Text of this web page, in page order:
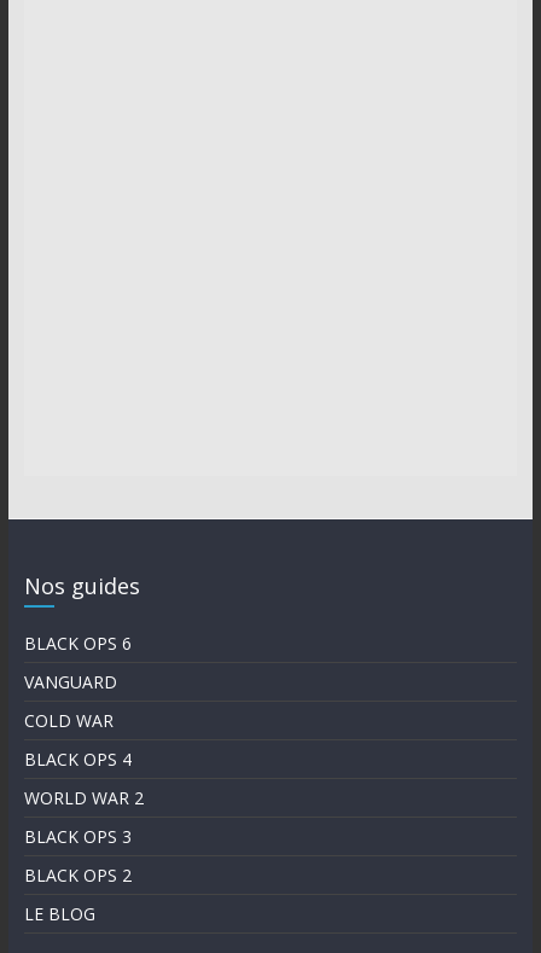
Nos guides
BLACK OPS 6
VANGUARD
COLD WAR
BLACK OPS 4
WORLD WAR 2
BLACK OPS 3
BLACK OPS 2
LE BLOG